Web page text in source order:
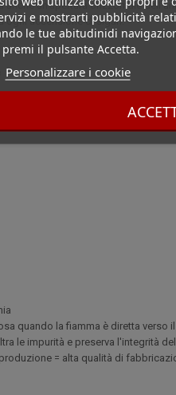
e mostrarti pubblicità
le tue abitudinidi
il pulsante Accetta.
Personalizzare i cookie
un'apertura orizzontale
ogni accensione di sigari.
quando la fiamma è diretta
le impurità e preserva l'integrità
= alta qualità di